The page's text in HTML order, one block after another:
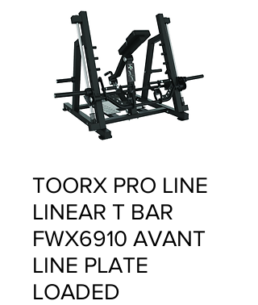
TOORX PRO LINE
LINEAR T BAR
FWX6910 AVANT
LINE PLATE
LOADED